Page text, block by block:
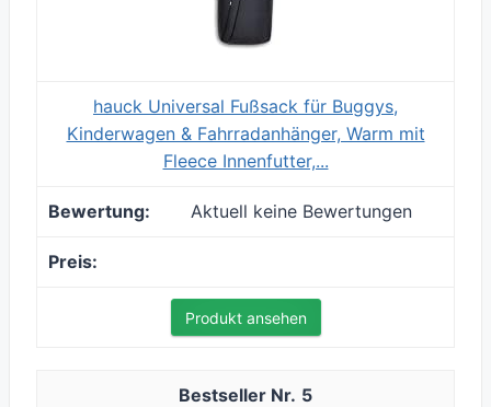
hauck Universal Fußsack für Buggys,
Kinderwagen & Fahrradanhänger, Warm mit
Fleece Innenfutter,...
Aktuell keine Bewertungen
Produkt ansehen
5